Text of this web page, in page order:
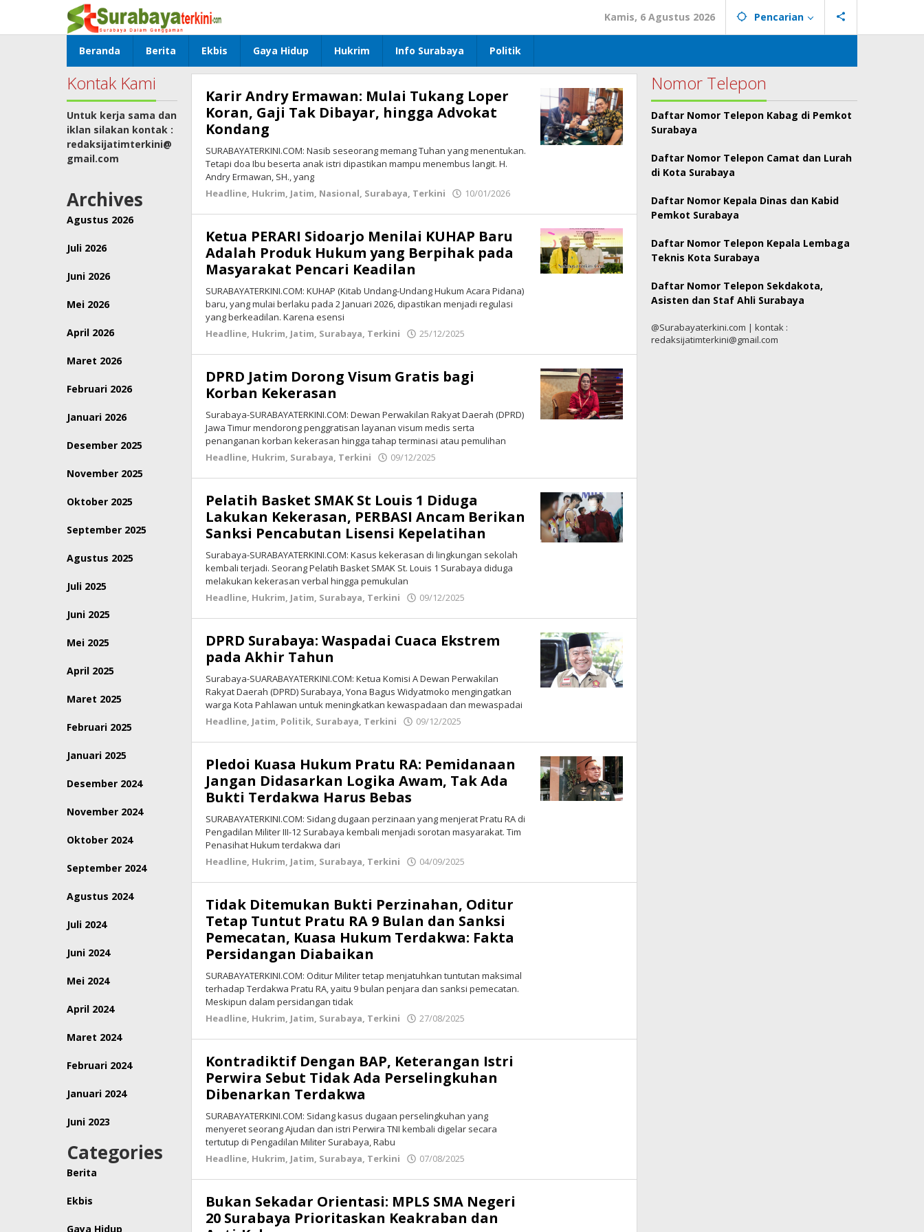
konten
Kamis, 6 Agustus 2026 Pencarian
Beranda Berita Ekbis Gaya Hidup Hukrim Info Surabaya Politik
Kontak Kami
Untuk kerja sama dan
iklan silakan kontak :
redaksijatimterkini@
gmail.com
Archives
Agustus 2026
Juli 2026
Juni 2026
Mei 2026
April 2026
Maret 2026
Februari 2026
Januari 2026
Desember 2025
November 2025
Oktober 2025
September 2025
Agustus 2025
Juli 2025
Juni 2025
Mei 2025
April 2025
Maret 2025
Februari 2025
Januari 2025
Desember 2024
November 2024
Oktober 2024
September 2024
Agustus 2024
Juli 2024
Juni 2024
Mei 2024
April 2024
Maret 2024
Februari 2024
Januari 2024
Juni 2023
Categories
Berita
Ekbis
Gaya Hidup
Karir Andry Ermawan: Mulai Tukang Loper
Koran, Gaji Tak Dibayar, hingga Advokat
Kondang
SURABAYATERKINI.COM: Nasib seseorang memang Tuhan yang menentukan.
Tetapi doa Ibu beserta anak istri dipastikan mampu menembus langit. H.
Andry Ermawan, SH., yang
Headline, Hukrim, Jatim, Nasional, Surabaya, Terkini 10/01/2026
Ketua PERARI Sidoarjo Menilai KUHAP Baru
Adalah Produk Hukum yang Berpihak pada
Masyarakat Pencari Keadilan
SURABAYATERKINI.COM: KUHAP (Kitab Undang-Undang Hukum Acara Pidana)
baru, yang mulai berlaku pada 2 Januari 2026, dipastikan menjadi regulasi
yang berkeadilan. Karena esensi
Headline, Hukrim, Jatim, Surabaya, Terkini 25/12/2025
DPRD Jatim Dorong Visum Gratis bagi
Korban Kekerasan
Surabaya-SURABAYATERKINI.COM: Dewan Perwakilan Rakyat Daerah (DPRD)
Jawa Timur mendorong penggratisan layanan visum medis serta
penanganan korban kekerasan hingga tahap terminasi atau pemulihan
Headline, Hukrim, Surabaya, Terkini 09/12/2025
Pelatih Basket SMAK St Louis 1 Diduga
Lakukan Kekerasan, PERBASI Ancam Berikan
Sanksi Pencabutan Lisensi Kepelatihan
Surabaya-SURABAYATERKINI.COM: Kasus kekerasan di lingkungan sekolah
kembali terjadi. Seorang Pelatih Basket SMAK St. Louis 1 Surabaya diduga
melakukan kekerasan verbal hingga pemukulan
Headline, Hukrim, Jatim, Surabaya, Terkini 09/12/2025
DPRD Surabaya: Waspadai Cuaca Ekstrem
pada Akhir Tahun
Surabaya-SUARABAYATERKINI.COM: Ketua Komisi A Dewan Perwakilan
Rakyat Daerah (DPRD) Surabaya, Yona Bagus Widyatmoko mengingatkan
warga Kota Pahlawan untuk meningkatkan kewaspadaan dan mewaspadai
Headline, Jatim, Politik, Surabaya, Terkini 09/12/2025
Pledoi Kuasa Hukum Pratu RA: Pemidanaan
Jangan Didasarkan Logika Awam, Tak Ada
Bukti Terdakwa Harus Bebas
SURABAYATERKINI.COM: Sidang dugaan perzinaan yang menjerat Pratu RA di
Pengadilan Militer III-12 Surabaya kembali menjadi sorotan masyarakat. Tim
Penasihat Hukum terdakwa dari
Headline, Hukrim, Jatim, Surabaya, Terkini 04/09/2025
Tidak Ditemukan Bukti Perzinahan, Oditur
Tetap Tuntut Pratu RA 9 Bulan dan Sanksi
Pemecatan, Kuasa Hukum Terdakwa: Fakta
Persidangan Diabaikan
SURABAYATERKINI.COM: Oditur Militer tetap menjatuhkan tuntutan maksimal
terhadap Terdakwa Pratu RA, yaitu 9 bulan penjara dan sanksi pemecatan.
Meskipun dalam persidangan tidak
Headline, Hukrim, Jatim, Surabaya, Terkini 27/08/2025
Kontradiktif Dengan BAP, Keterangan Istri
Perwira Sebut Tidak Ada Perselingkuhan
Dibenarkan Terdakwa
SURABAYATERKINI.COM: Sidang kasus dugaan perselingkuhan yang
menyeret seorang Ajudan dan istri Perwira TNI kembali digelar secara
tertutup di Pengadilan Militer Surabaya, Rabu
Headline, Hukrim, Jatim, Surabaya, Terkini 07/08/2025
Bukan Sekadar Orientasi: MPLS SMA Negeri
20 Surabaya Prioritaskan Keakraban dan
Nomor Telepon
Daftar Nomor Telepon Kabag di Pemkot
Surabaya
Daftar Nomor Telepon Camat dan Lurah
di Kota Surabaya
Daftar Nomor Kepala Dinas dan Kabid
Pemkot Surabaya
Daftar Nomor Telepon Kepala Lembaga
Teknis Kota Surabaya
Daftar Nomor Telepon Sekdakota,
Asisten dan Staf Ahli Surabaya
@Surabayaterkini.com | kontak :
redaksijatimterkini@gmail.com